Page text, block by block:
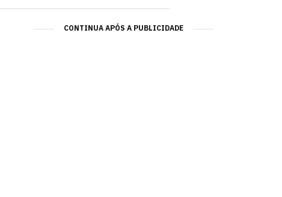
CONTINUA APÓS A PUBLICIDADE